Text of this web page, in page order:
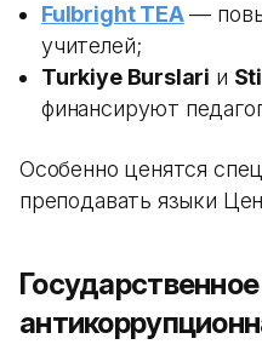
Fulbright TEA—
учителей;
Turkiye Burslari и
финансируют
Особенно ценятся
преподавать языки